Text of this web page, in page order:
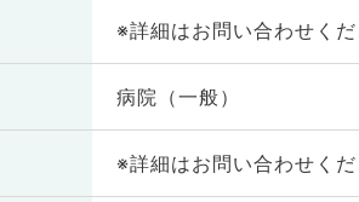
※詳細はお問い合わせく
病院（一般）
※詳細はお問い合わせく